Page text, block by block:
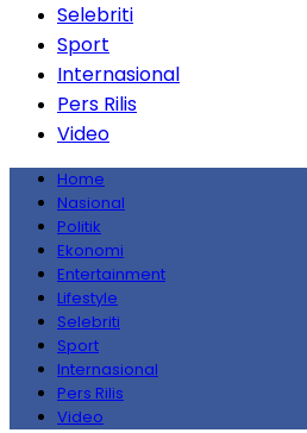
Selebriti
Sport
Internasional
Pers Rilis
Video
Home
Nasional
Politik
Ekonomi
Entertainment
Lifestyle
Selebriti
Sport
Internasional
Pers Rilis
Video